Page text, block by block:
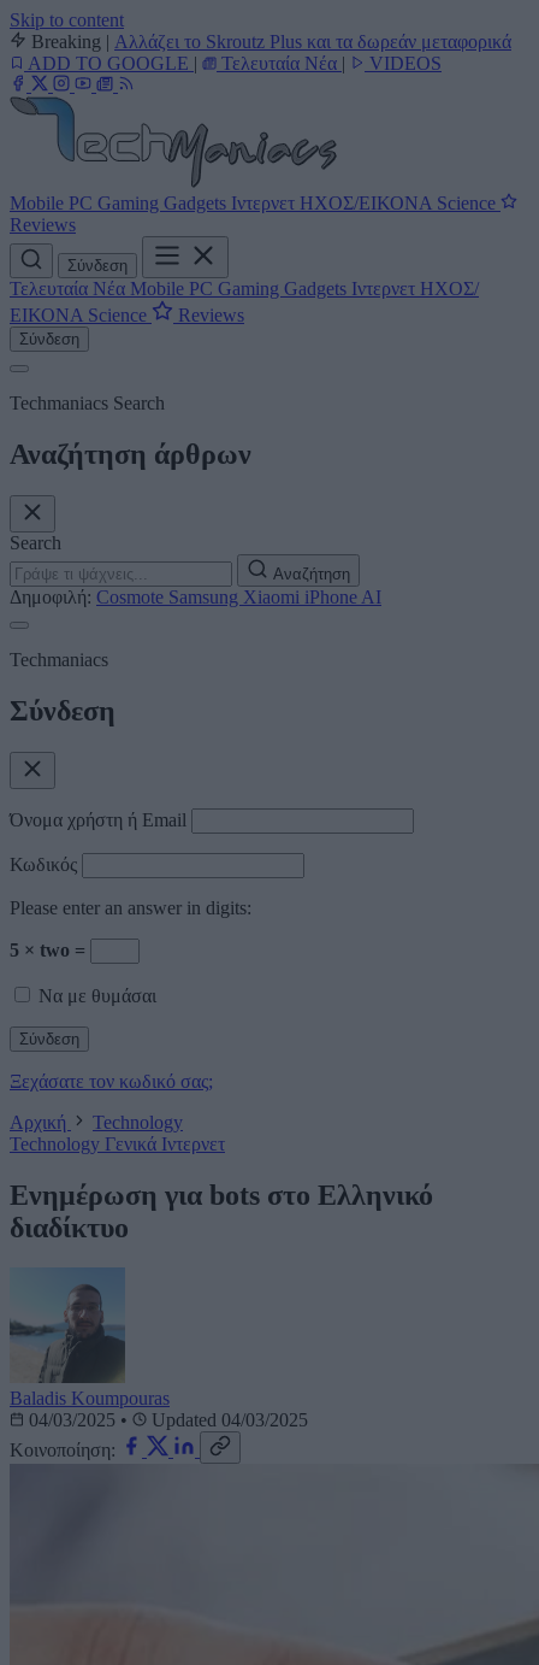
Skip to content
Breaking | Αλλάζει το Skroutz Plus και τα δωρεάν μεταφορικά
ADD TO GOOGLE | Τελευταία Νέα | VIDEOS
Mobile PC Gaming Gadgets Ιντερνετ ΗΧΟΣ/ΕΙΚΟΝΑ Science
Reviews
Σύνδεση
Τελευταία Νέα Mobile PC Gaming Gadgets Ιντερνετ ΗΧΟΣ/
ΕΙΚΟΝΑ Science Reviews
Σύνδεση
Techmaniacs Search
Αναζήτηση άρθρων
Search
Αναζήτηση
Δημοφιλή: Cosmote Samsung Xiaomi iPhone AI
Techmaniacs
Σύνδεση
Όνομα χρήστη ή Email
Κωδικός
Please enter an answer in digits:
5 × two =
Να με θυμάσαι
Ξεχάσατε τον κωδικό σας;
Αρχική
Technology
Technology Γενικά Ιντερνετ
Ενημέρωση για bots στο Ελληνικό
διαδίκτυο
Baladis Koumpouras
04/03/2025 •
Updated 04/03/2025
Κοινοποίηση: